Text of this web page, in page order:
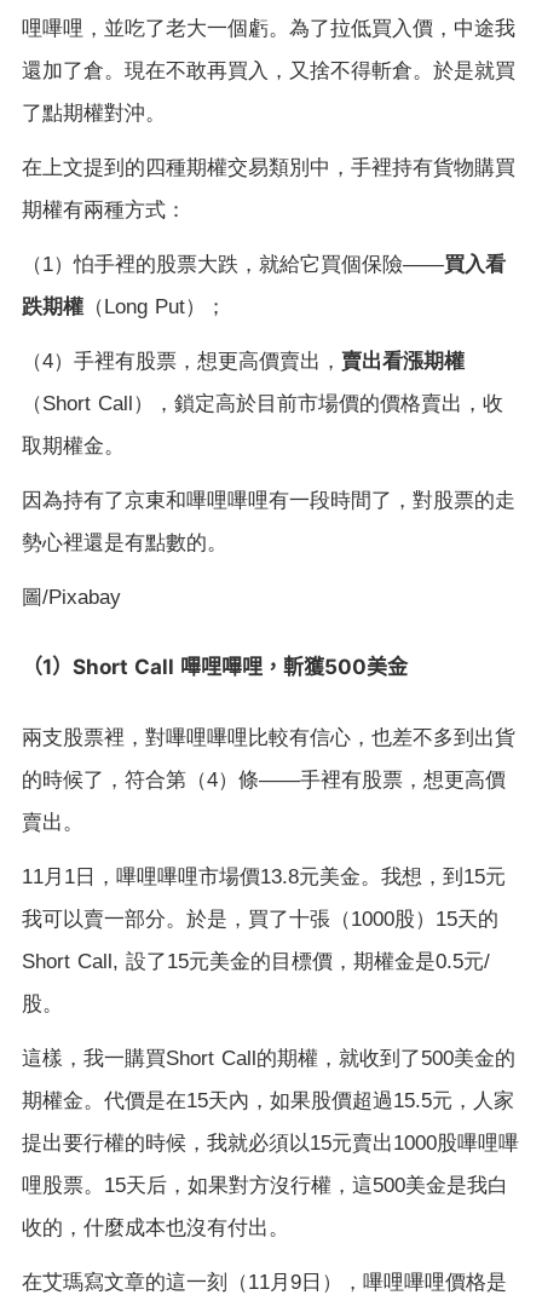
哩嗶哩，並吃了老大一個虧。為了拉低買入價，中途我
還加了倉。現在不敢再買入，又捨不得斬倉。於是就買
了點期權對沖。
在上文提到的四種期權交易類別中，手裡持有貨物購買
期權有兩種方式：
（1）怕手裡的股票大跌，就給它買個保險——買入看
跌期權 （ Long Put）；
（4）手裡有股票，想更高價賣出， 賣出看漲期權
（Short Call ），鎖定高於目前市場價的價格賣出，收
取期權金。
因為持有了京東和嗶哩嗶哩有一段時間了，對股票的走
勢心裡還是有點數的。
圖/Pixabay
（1） Short Call 嗶哩嗶哩，斬獲500美金
兩支股票裡，對嗶哩嗶哩比較有信心，也差不多到出貨
的時候了，符合第（4）條——手裡有股票，想更高價
賣出。
11月 1 日，嗶哩嗶哩市場價13.8元美金。我想，到 15元
我可以賣一部分。於是，買了十張（1000股） 15天的
Short Call, 設了15元美金的目標價，期權金是0.5元/
股。
這樣，我一購買Short Call的期權，就收到了500美金的
期權金。代價是在15天內，如果股價超過15.5元，人家
提出要行權的時候，我就必須以15元賣出1000股嗶哩嗶
哩股票。 15天后，如果對方沒行權，這500美金是我白
收的，什麼成本也沒有付出。
在艾瑪寫文章的這一刻（11月 9 日），嗶哩嗶哩價格是